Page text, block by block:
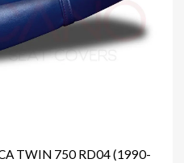
TWIN 750 RD04 (1990-